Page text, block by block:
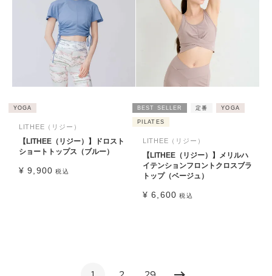
YOGA
LITHEE（リジー）
【LITHEE（リジー）】ドロスト
ショートトップス（ブルー）
¥ 9,900 税込
BEST SELLER 定番 YOGA
PILATES
LITHEE（リジー）
【LITHEE（リジー）】メリルハ
イテンションフロントクロスブラ
トップ（ベージュ）
¥ 6,600 税込